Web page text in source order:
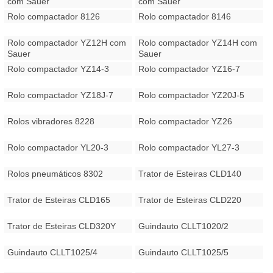
Rolo compactador 8126
Rolo compactador 8146
Rolo compactador YZ12H com
Sauer
Rolo compactador YZ14H com
Sauer
Rolo compactador YZ14-3
Rolo compactador YZ16-7
Rolo compactador YZ18J-7 Rolo compactador YZ20J-5
Rolos vibradores 8228 Rolo compactador YZ26
Rolo compactador YL20-3 Rolo compactador YL27-3
Rolos pneumáticos 8302 Trator de Esteiras CLD140
Trator de Esteiras CLD165 Trator de Esteiras CLD220
Trator de Esteiras CLD320Y Guindauto CLLT1020/2
Guindauto CLLT1025/4 Guindauto CLLT1025/5